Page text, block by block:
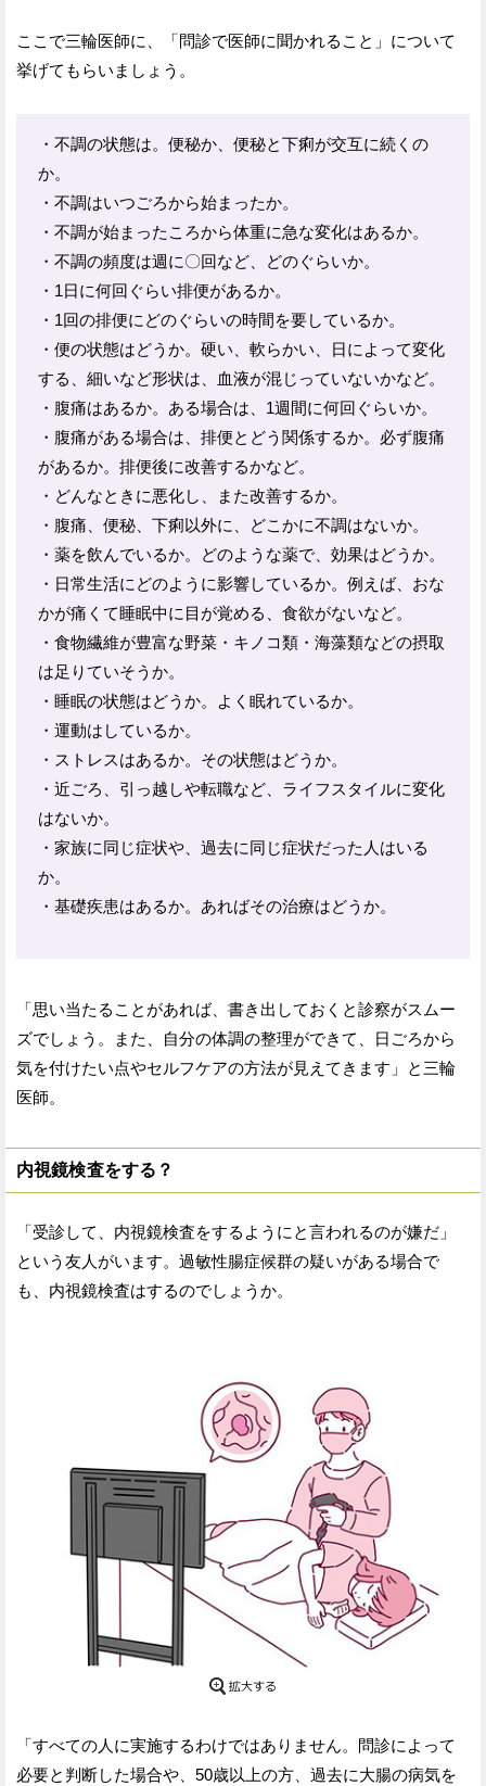
ここで三輪医師に、「問診で医師に聞かれること」について
挙げてもらいましょう。
・不調の状態は。便秘か、便秘と下痢が交互に続くの
か。
・不調はいつごろから始まったか。
・不調が始まったころから体重に急な変化はあるか。
・不調の頻度は週に〇回など、どのぐらいか。
・1日に何回ぐらい排便があるか。
・1回の排便にどのぐらいの時間を要しているか。
・便の状態はどうか。硬い、軟らかい、日によって変化
する、細いなど形状は、血液が混じっていないかなど。
・腹痛はあるか。ある場合は、1週間に何回ぐらいか。
・腹痛がある場合は、排便とどう関係するか。必ず腹痛
があるか。排便後に改善するかなど。
・どんなときに悪化し、また改善するか。
・腹痛、便秘、下痢以外に、どこかに不調はないか。
・薬を飲んでいるか。どのような薬で、効果はどうか。
・日常生活にどのように影響しているか。例えば、おな
かが痛くて睡眠中に目が覚める、食欲がないなど。
・食物繊維が豊富な野菜・キノコ類・海藻類などの摂取
は足りていそうか。
・睡眠の状態はどうか。よく眠れているか。
・運動はしているか。
・ストレスはあるか。その状態はどうか。
・近ごろ、引っ越しや転職など、ライフスタイルに変化
はないか。
・家族に同じ症状や、過去に同じ症状だった人はいる
か。
・基礎疾患はあるか。あればその治療はどうか。
「思い当たることがあれば、書き出しておくと診察がスムー
ズでしょう。また、自分の体調の整理ができて、日ごろから
気を付けたい点やセルフケアの方法が見えてきます」と三輪
医師。
内視鏡検査をする？
「受診して、内視鏡検査をするようにと言われるのが嫌だ」
という友人がいます。過敏性腸症候群の疑いがある場合で
も、内視鏡検査はするのでしょうか。
「すべての人に実施するわけではありません。問診によって
必要と判断した場合や、50歳以上の方、過去に大腸の病気を